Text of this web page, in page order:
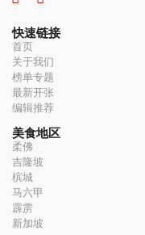
快速链接
首页
关于我们
榜单专题
最新开张
编辑推荐
美食地区
柔佛
吉隆坡
槟城
马六甲
霹雳
新加坡